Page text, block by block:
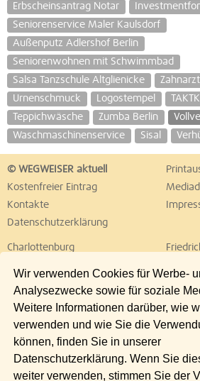
Wir verwenden Cookies für Werbe-
Analysezwecke sowie für soziale
Weitere Informationen darüber, wie
verwenden und wie Sie die
können, finden Sie in unserer
Datenschutzerklärung. Wenn Sie
weiter verwenden, stimmen Sie der
Erbscheinsantrag Notar
Seniorenservice Maler Kaulsdorf
Außenputz Adlershof Berlin
Seniorenwohnen mit Schwimmbad
Salsa Tanzschule Altglienicke
Urnenschmuck
Logostempel
Teppichwäsche
Zumba Berlin
Waschmaschinenservice
Sisal
© WEGWEISER aktuell
Kostenfreier Eintrag
Kontakte
Datenschutzerklärung
Charlottenburg
Lichtenberg
Neukölln
Pankow
Reinickendorf
Spandau
Steglitz